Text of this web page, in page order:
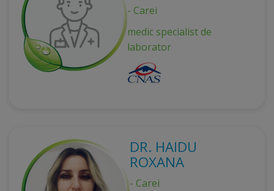
- Carei
medic specialist de
laborator
DR. HAIDU
ROXANA
- Carei